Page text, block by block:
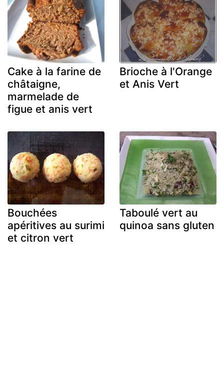
Cake à la farine de
châtaigne,
marmelade de
figue et anis vert
Brioche à l'Orange
et Anis Vert
Bouchées
apéritives au surimi
et citron vert
Taboulé vert au
quinoa sans gluten